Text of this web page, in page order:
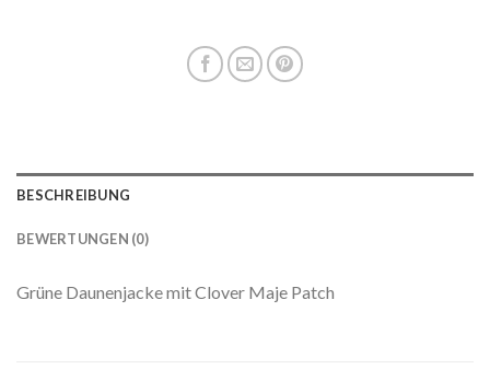
BESCHREIBUNG
BEWERTUNGEN (0)
Grüne Daunenjacke mit Clover Maje Patch